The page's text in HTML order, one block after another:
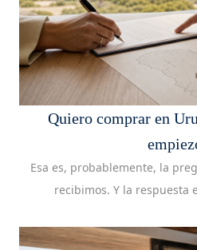
Quiero comprar en
Esa es, probablemente, la
recibimos. Y la respuesta